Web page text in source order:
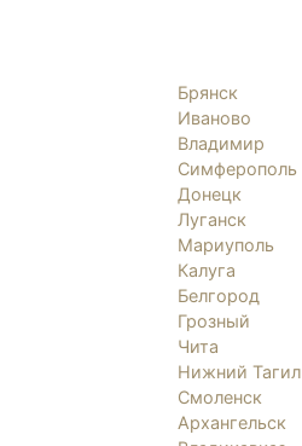
Брянск
Иваново
Владимир
Симферополь
Донецк
Луганск
Мариуполь
Калуга
Белгород
Грозный
Чита
Нижний Тагил
Смоленск
Архангельск